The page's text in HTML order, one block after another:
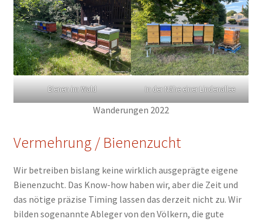
Bienen im Wald In der Nähe einer Lindenallee
Wanderungen 2022
Vermehrung / Bienenzucht
Wir betreiben bislang keine wirklich ausgeprägte eigene
Bienenzucht. Das Know-how haben wir, aber die Zeit und
das nötige präzise Timing lassen das derzeit nicht zu. Wir
bilden sogenannte Ableger von den Völkern, die gute